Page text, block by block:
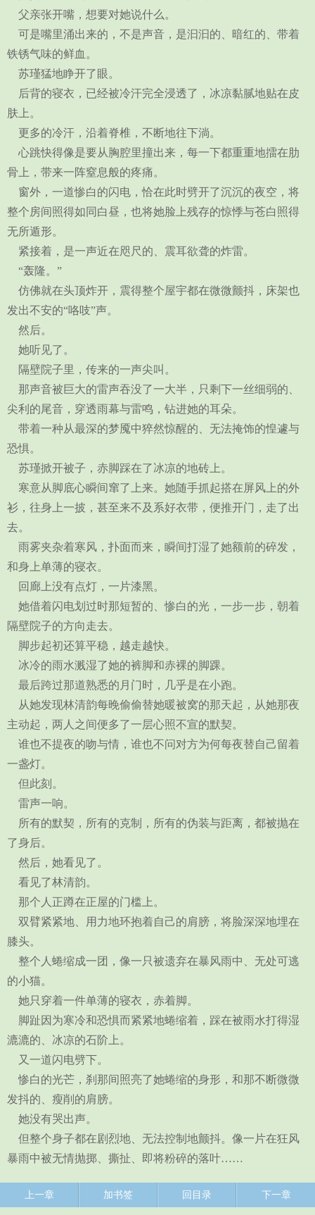
父亲张开嘴，想要对她说什么。
可是嘴里涌出来的，不是声音，是汩汩的、暗红的、带着
铁锈气味的鲜血。
苏瑾猛地睁开了眼。
后背的寝衣，已经被冷汗完全浸透了，冰凉黏腻地贴在皮
肤上。
更多的冷汗，沿着脊椎，不断地往下淌。
心跳快得像是要从胸腔里撞出来，每一下都重重地擂在肋
骨上，带来一阵窒息般的疼痛。
窗外，一道惨白的闪电，恰在此时劈开了沉沉的夜空，将
整个房间照得如同白昼，也将她脸上残存的惊悸与苍白照得
无所遁形。
紧接着，是一声近在咫尺的、震耳欲聋的炸雷。
“轰隆。”
仿佛就在头顶炸开，震得整个屋宇都在微微颤抖，床架也
发出不安的“咯吱”声。
然后。
她听见了。
隔壁院子里，传来的一声尖叫。
那声音被巨大的雷声吞没了一大半，只剩下一丝细弱的、
尖利的尾音，穿透雨幕与雷鸣，钻进她的耳朵。
带着一种从最深的梦魇中猝然惊醒的、无法掩饰的惶遽与
恐惧。
苏瑾掀开被子，赤脚踩在了冰凉的地砖上。
寒意从脚底心瞬间窜了上来。她随手抓起搭在屏风上的外
衫，往身上一披，甚至来不及系好衣带，便推开门，走了出
去。
雨雾夹杂着寒风，扑面而来，瞬间打湿了她额前的碎发，
和身上单薄的寝衣。
回廊上没有点灯，一片漆黑。
她借着闪电划过时那短暂的、惨白的光，一步一步，朝着
隔壁院子的方向走去。
脚步起初还算平稳，越走越快。
冰冷的雨水溅湿了她的裤脚和赤裸的脚踝。
最后跨过那道熟悉的月门时，几乎是在小跑。
从她发现林清韵每晚偷偷替她暖被窝的那天起，从她那夜
主动起，两人之间便多了一层心照不宣的默契。
谁也不提夜的吻与情，谁也不问对方为何每夜替自己留着
一盏灯。
但此刻。
雷声一响。
所有的默契，所有的克制，所有的伪装与距离，都被抛在
了身后。
然后，她看见了。
看见了林清韵。
那个人正蹲在正屋的门槛上。
双臂紧紧地、用力地环抱着自己的肩膀，将脸深深地埋在
膝头。
整个人蜷缩成一团，像一只被遗弃在暴风雨中、无处可逃
的小猫。
她只穿着一件单薄的寝衣，赤着脚。
脚趾因为寒冷和恐惧而紧紧地蜷缩着，踩在被雨水打得湿
漉漉的、冰凉的石阶上。
又一道闪电劈下。
惨白的光芒，刹那间照亮了她蜷缩的身形，和那不断微微
发抖的、瘦削的肩膀。
她没有哭出声。
但整个身子都在剧烈地、无法控制地颤抖。像一片在狂风
暴雨中被无情抛掷、撕扯、即将粉碎的落叶……
上一章 加书签 回目录 下一章